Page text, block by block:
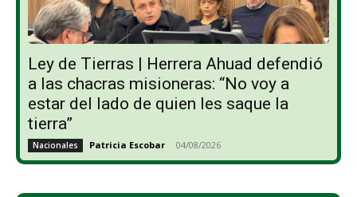
Ley de Tierras | Herrera Ahuad defendió
a las chacras misioneras: “No voy a
estar del lado de quien les saque la
tierra”
Nacionales Patricia Escobar - 04/08/2026